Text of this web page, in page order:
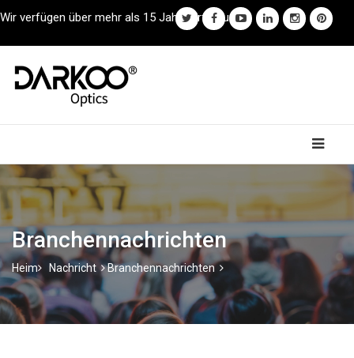
Wir verfügen über mehr als 15 Jahre Erfahrung.
Branchennachrichten
Heim Nachricht Branchennachrichten